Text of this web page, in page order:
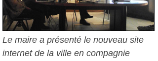
Le maire a présenté le nouveau site
internet de la ville en compagnie